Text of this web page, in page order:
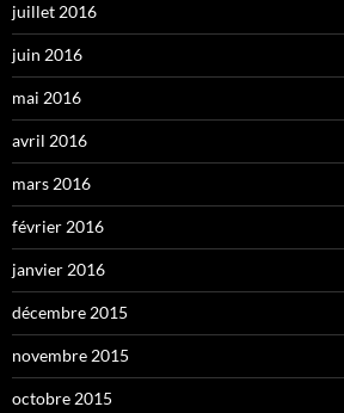
juillet 2016
juin 2016
mai 2016
avril 2016
mars 2016
février 2016
janvier 2016
décembre 2015
novembre 2015
octobre 2015